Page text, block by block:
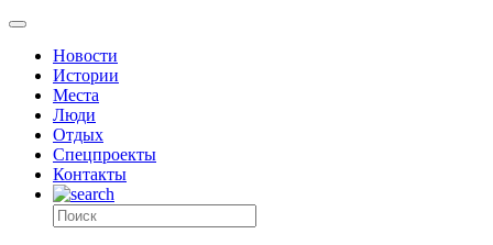
Новости
Истории
Места
Люди
Отдых
Спецпроекты
Контакты